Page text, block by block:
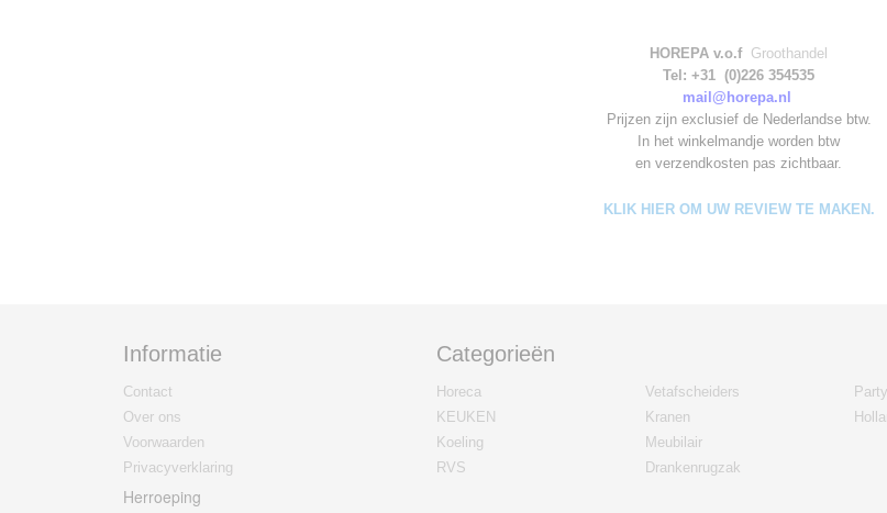
HOREPA v.o.f Groothandel
Tel: +31 (0)226 354535
mail@horepa.nl
Prijzen zijn exclusief de Nederlandse btw.
In het winkelmandje worden btw
en verzendkosten pas zichtbaar.
KLIK HIER OM UW REVIEW TE MAKEN.
Informatie
Contact
Over ons
Voorwaarden
Privacyverklaring
Herroeping
Categorieën
Horeca
KEUKEN
Koeling
RVS
Vetafscheiders
Kranen
Meubilair
Drankenrugzak